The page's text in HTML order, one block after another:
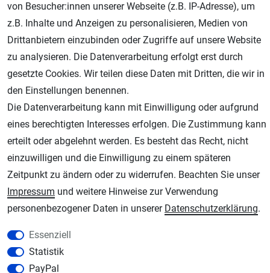
Geprüfter Shop
AGB Widerrufsrecht Datenschutz Impressum
Unsere weiteren Shops:
Schmincke-City.de
Plotter-City.com
Schneideplotter, Transferpressen, Siebdruck und Plotterfolien
von Besucher:innen unserer Webseite (z.B. IP-Adresse), um
z.B. Inhalte und Anzeigen zu personalisieren, Medien von
Drittanbietern einzubinden oder Zugriffe auf unsere Website
zu analysieren. Die Datenverarbeitung erfolgt erst durch
gesetzte Cookies. Wir teilen diese Daten mit Dritten, die wir in
den Einstellungen benennen.
Die Datenverarbeitung kann mit Einwilligung oder aufgrund
eines berechtigten Interesses erfolgen. Die Zustimmung kann
erteilt oder abgelehnt werden. Es besteht das Recht, nicht
einzuwilligen und die Einwilligung zu einem späteren
Zeitpunkt zu ändern oder zu widerrufen. Beachten Sie unser
Impressum und weitere Hinweise zur Verwendung
personenbezogener Daten in unserer Daten­schutz­erklärung.
Essenziell
Statistik
PayPal